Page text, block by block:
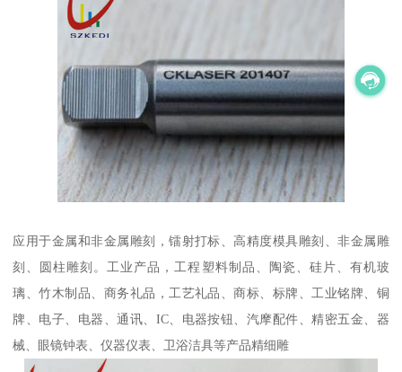
应用于金属和非金属雕刻，镭射打标、高精度模具雕刻、非金属雕
刻、圆柱雕刻。工业产品，工程塑料制品、陶瓷、硅片、有机玻
璃、竹木制品、商务礼品，工艺礼品、商标、标牌、工业铭牌、铜
牌、电子、电器、通讯、IC、电器按钮、汽摩配件、精密五金、器
械、眼镜钟表、仪器仪表、卫浴洁具等产品精细雕